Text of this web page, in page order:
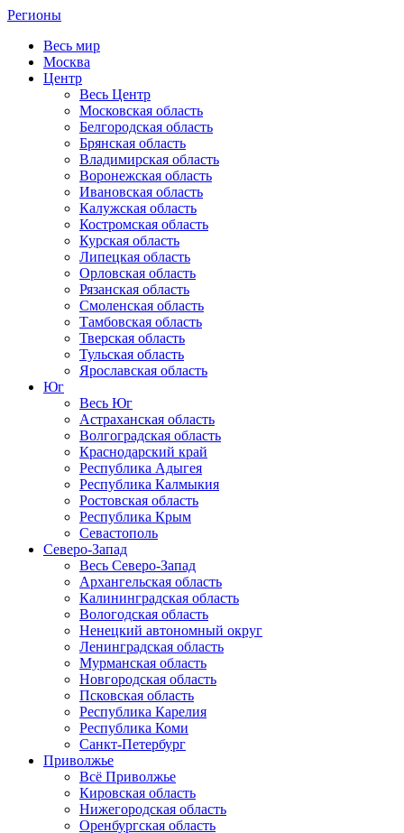
Регионы
Весь мир
Москва
Центр
Весь Центр
Московская область
Белгородская область
Брянская область
Владимирская область
Воронежская область
Ивановская область
Калужская область
Костромская область
Курская область
Липецкая область
Орловская область
Рязанская область
Смоленская область
Тамбовская область
Тверская область
Тульская область
Ярославская область
Юг
Весь Юг
Астраханская область
Волгоградская область
Краснодарский край
Республика Адыгея
Республика Калмыкия
Ростовская область
Республика Крым
Севастополь
Северо-Запад
Весь Северо-Запад
Архангельская область
Калининградская область
Вологодская область
Ненецкий автономный округ
Ленинградская область
Мурманская область
Новгородская область
Псковская область
Республика Карелия
Республика Коми
Санкт-Петербург
Приволжье
Всё Приволжье
Кировская область
Нижегородская область
Оренбургская область